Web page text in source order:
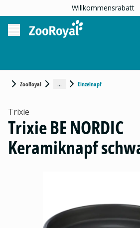
Willkommensrabatt
ZooRoyal ... Einzelnapf
Trixie
Trixie BE NORDIC
Keramiknapf